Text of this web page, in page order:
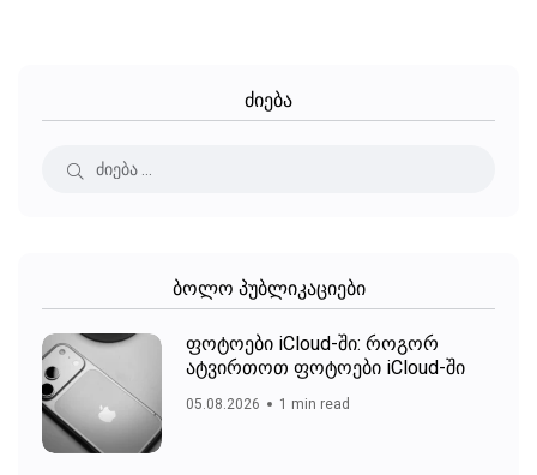
ძიება
ბოლო პუბლიკაციები
ფოტოები iCloud-ში: როგორ
ატვირთოთ ფოტოები iCloud-ში
05.08.2026 1 min read